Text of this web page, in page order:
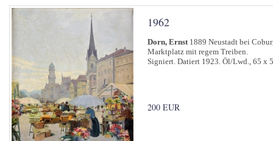
1962
Dorn, Ernst1889 Neustadt bei
Marktplatz mit regem Treiben.
Signiert. Datiert 1923. Öl/Lwd., 65 x
200 EUR